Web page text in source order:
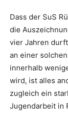
Dass der SuS
die
vier Jahren
an einer
innerhalb
wird, ist alles
zugleich ein
Jugendarbeit in